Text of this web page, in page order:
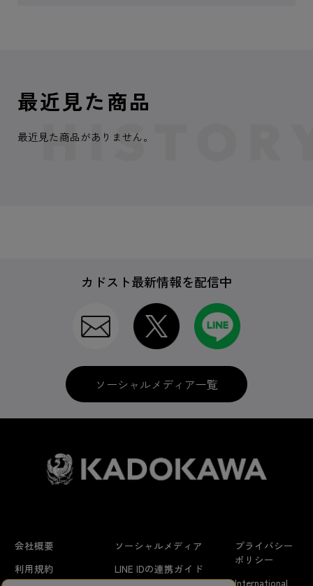
最近見た商品
最近見た商品がありません。
カドスト最新情報を配信中
ソーシャルメディア一覧
会社概要
利用規約
ソーシャルメディア
LINE IDの連携ガイド
プライバシー
ポリシー
International